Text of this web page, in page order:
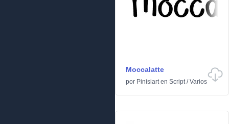
Moccalatte
por Pinisiarten Script/Varios